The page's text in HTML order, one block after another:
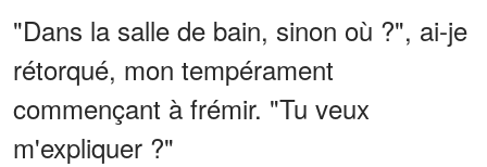
"Dans la salle de bain, sinon où ?", ai-je
rétorqué, mon tempérament
commençant à frémir. "Tu veux
m'expliquer ?"